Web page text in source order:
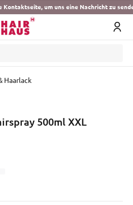
Kontaktseite, um uns eine Nachricht zu
Haarlack
500ml XXL